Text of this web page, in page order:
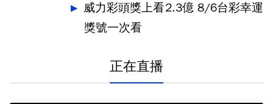
威力彩頭獎上看2.3億 8/6台彩幸運
獎號一次看
正在直播